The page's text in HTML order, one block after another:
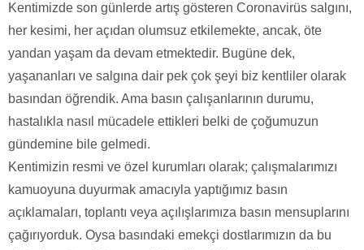
Kentimizde son günlerde artış gösteren Coronavirüs salgını,
her kesimi, her açıdan olumsuz etkilemekte, ancak, öte
yandan yaşam da devam etmektedir. Bugüne dek,
yaşananları ve salgına dair pek çok şeyi biz kentliler olarak
basından öğrendik. Ama basın çalışanlarının durumu,
hastalıkla nasıl mücadele ettikleri belki de çoğumuzun
gündemine bile gelmedi.
Kentimizin resmi ve özel kurumları olarak; çalışmalarımızı
kamuoyuna duyurmak amacıyla yaptığımız basın
açıklamaları, toplantı veya açılışlarımıza basın mensuplarını
çağırıyorduk. Oysa basındaki emekçi dostlarımızın da bu